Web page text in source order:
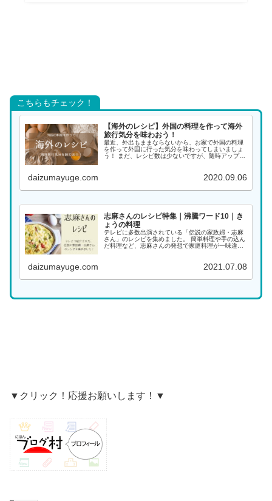
こちらもチェック！
【海外のレシピ】外国の料理を作って海外
旅行気分を味わおう！
最近、外出もままならないから、お家で外国の料理
を作って外国に行った気分を味わってしまいましょ
う！ まだ、レシピ数は少ないですが、随時アップし
daizumayuge.com 2020.09.06
志麻さんのレシピ特集｜沸騰ワード10｜き
ょうの料理
テレビに多数出演されている「伝説の家政婦・志麻
さん」のレシピを集めました。 簡単料理や手の込ん
だ料理など、志麻さんの発想で家庭料理が一味違っ
daizumayuge.com 2021.07.08
▼クリック！応援お願いします！▼